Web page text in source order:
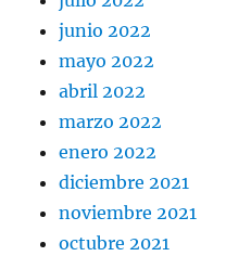
junio 2022
mayo 2022
abril 2022
marzo 2022
enero 2022
diciembre 2021
noviembre 2021
octubre 2021